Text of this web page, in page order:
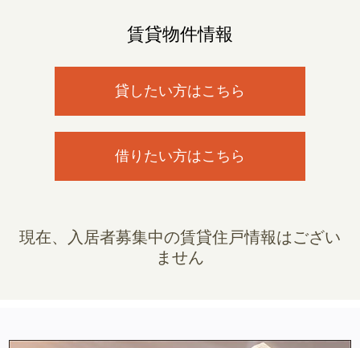
賃貸物件情報
貸したい方はこちら
借りたい方はこちら
現在、入居者募集中の賃貸住戸情報はござい
ません